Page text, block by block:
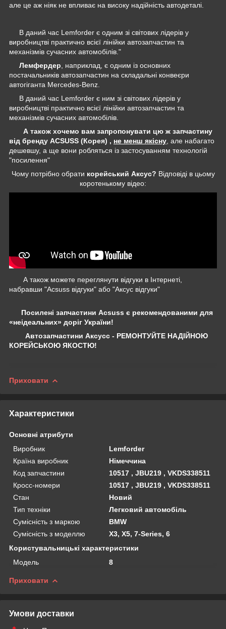
але це аж ніяк не впливає на високу надійність автодеталі.
В даний час Lemforder є одним зі світових лідерів у
виробництві практично всієї лінійки автозапчастин та
механізмів сучасних автомобілів."
Лемфердер , наприклад, є одним із основних
постачальників автозапчастин на складальні конвеєри
автогіганта Mercedes-Benz.
В даний час Lemforder є ним зі світових лідерів у
виробництві практично всієї лінійки автозапчастин та
механізмів сучасних автомобілів.
А також хочемо вам запропонувати цю ж запчастину
від бренду ACSUSS (Корея) , не менш якісну , але набагато
дешевшу, а ще вони робляться із застосуванням технологій
"посилення"
Чому потрібно обрати корейський Аксус? Відповіді в цьому
коротенькому відео:
А також можете переглянути відгуки в Інтернеті,
набравши "Acsuss відгуки" або "Аксус відгуки"
Посилені запчастини Acsuss є рекомендованими для
«неідеальних» доріг України!
Автозапчастини Аксусс - РЕМОНТУЙТЕ НАДІЙНОЮ
КОРЕЙСЬКОЮ ЯКОСТЮ!
Приховати
Характеристики
Основні атрибути
Виробник
Lemforder
Країна виробник
Німеччина
Код запчастини
10517 , JBU219 , VKDS338511
Кросс-номери
10517 , JBU219 , VKDS338511
Стан
Новий
Тип техніки
Легковий автомобіль
Сумісність з маркою
BMW
Сумісність з моделлю
X3, X5, 7-Series, 6
Користувальницькі характеристики
Мoдель
8
Приховати
Умови доставки